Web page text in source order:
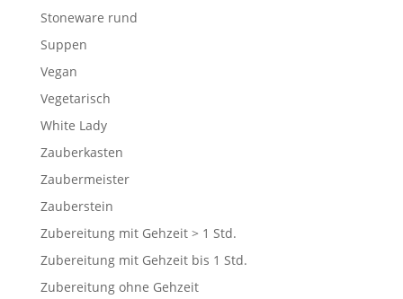
Stoneware rund
Suppen
Vegan
Vegetarisch
White Lady
Zauberkasten
Zaubermeister
Zauberstein
Zubereitung mit Gehzeit > 1 Std.
Zubereitung mit Gehzeit bis 1 Std.
Zubereitung ohne Gehzeit